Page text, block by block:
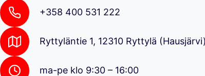
+358 400 531 222
Ryttyläntie 1, 12310 Ryttylä (Hausjärvi)
ma-pe klo 9:30 – 16:00